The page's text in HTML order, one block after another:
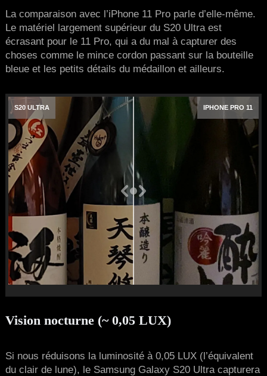
La comparaison avec l’iPhone 11 Pro parle d’elle-même.
Le matériel largement supérieur du S20 Ultra est
écrasant pour le 11 Pro, qui a du mal à capturer des
choses comme le mince cordon passant sur la bouteille
bleue et les petits détails du médaillon et ailleurs.
S20 ULTRA IPHONE PRO 11
Vision nocturne (~ 0,05 LUX)
Si nous réduisons la luminosité à 0,05 LUX (l’équivalent
du clair de lune), le Samsung Galaxy S20 Ultra capturera